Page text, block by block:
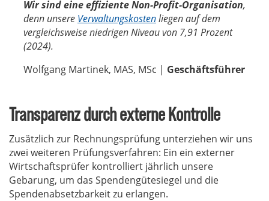
Wir sind eine effiziente Non-Profit-Organisation,
denn unsere Verwaltungskostenliegen auf dem
vergleichsweise niedrigen Niveau von 7,91 Prozent
(2024).
Wolfgang Martinek, MAS, MSc | Geschäftsführer
Transparenz durch externe Kontrolle
Zusätzlich zur Rechnungsprüfung unterziehen wir uns
zwei weiteren Prüfungsverfahren: Ein ein externer
Wirtschaftsprüfer kontrolliert jährlich unsere
Gebarung, um das Spendengütesiegel und die
Spendenabsetzbarkeit zu erlangen.